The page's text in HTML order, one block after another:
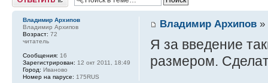
Владимир Архипов»
Я за введение
размером.
Владимир Архипов
Владимир Архипов
Возраст: 72
читатель
Сообщения: 16
Зарегистрирован: 12 окт 2011, 18:49
Город: Иваново
Номер на парусе: 175RUS